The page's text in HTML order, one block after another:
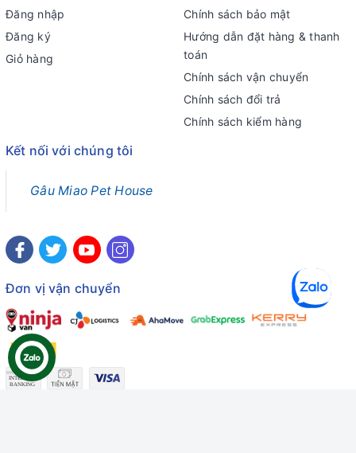
Đăng nhập
Đăng ký
Giỏ hàng
Chính sách bảo mật
Hướng dẫn đặt hàng & thanh
toán
Chính sách vận chuyển
Chính sách đổi trả
Chính sách kiểm hàng
Kết nối với chúng tôi
Gâu Miao Pet House
Đơn vị vận chuyển